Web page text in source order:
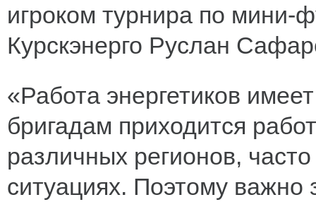
игроком турнира по мини-
Курскэнерго Руслан
«Работа энергетиков
бригадам приходится
различных регионов,
ситуациях. Поэтому важно